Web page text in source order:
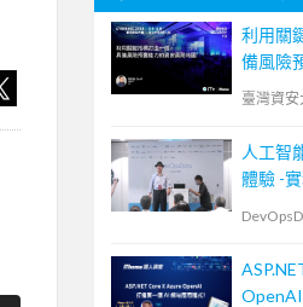
利用關
備風險
險地圖
臺灣資安
人工智
體驗 -